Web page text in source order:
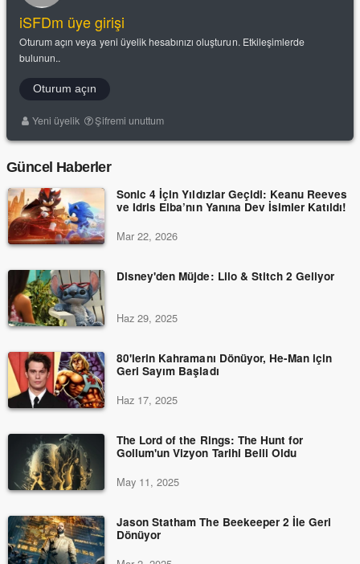
iSFDm üye girişi
Oturum açın veya yeni üyelik hesabınızı oluşturun. Etkileşimlerde
bulunun..
Oturum açın
Yeni üyelik Şifremi unuttum
Güncel Haberler
Sonic 4 İçin Yıldızlar Geçidi: Keanu Reeves
ve Idris Elba’nın Yanına Dev İsimler Katıldı!
Mar 22, 2026
Disney'den Müjde: Lilo & Stitch 2 Geliyor
Haz 29, 2025
80'lerin Kahramanı Dönüyor, He-Man için
Geri Sayım Başladı
Haz 17, 2025
The Lord of the Rings: The Hunt for
Gollum'un Vizyon Tarihi Belli Oldu
May 11, 2025
Jason Statham The Beekeeper 2 İle Geri
Dönüyor